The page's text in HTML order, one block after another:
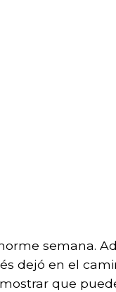
semana.
dejó en el
que